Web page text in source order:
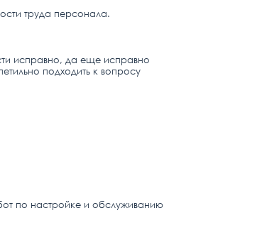
труда персонала.
исправно, да еще исправно
подходить к вопросу
по настройке и обслуживанию